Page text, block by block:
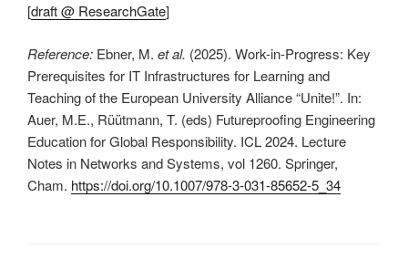
[draft @ ResearchGate]
Reference: Ebner, M. et al. (2025). Work-in-Progress: Key
Prerequisites for IT Infrastructures for Learning and
Teaching of the European University Alliance “Unite!”. In:
Auer, M.E., Rüütmann, T. (eds) Futureproofing Engineering
Education for Global Responsibility. ICL 2024. Lecture
Notes in Networks and Systems, vol 1260. Springer,
Cham. https://doi.org/10.1007/978-3-031-85652-5_34